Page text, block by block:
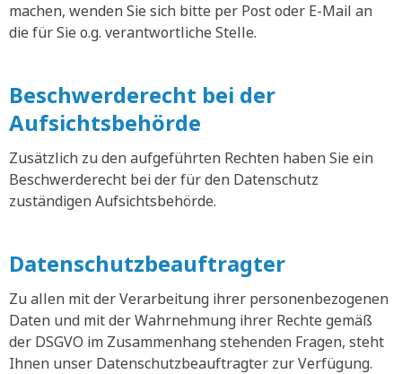
machen, wenden Sie sich bitte per Post oder E-Mail an
die für Sie o.g. verantwortliche Stelle.
Beschwerderecht bei der
Aufsichtsbehörde
Zusätzlich zu den aufgeführten Rechten haben Sie ein
Beschwerderecht bei der für den Datenschutz
zuständigen Aufsichtsbehörde.
Datenschutzbeauftragter
Zu allen mit der Verarbeitung ihrer personenbezogenen
Daten und mit der Wahrnehmung ihrer Rechte gemäß
der DSGVO im Zusammenhang stehenden Fragen, steht
Ihnen unser Datenschutzbeauftragter zur Verfügung.